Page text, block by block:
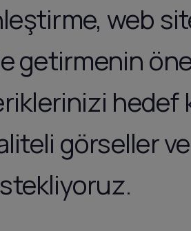
web
getirmenin
hedef
görseller